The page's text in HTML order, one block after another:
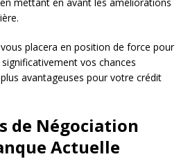
placera en position de force pour
vos chances
avantageuses pour votre crédit
de Négociation
Actuelle